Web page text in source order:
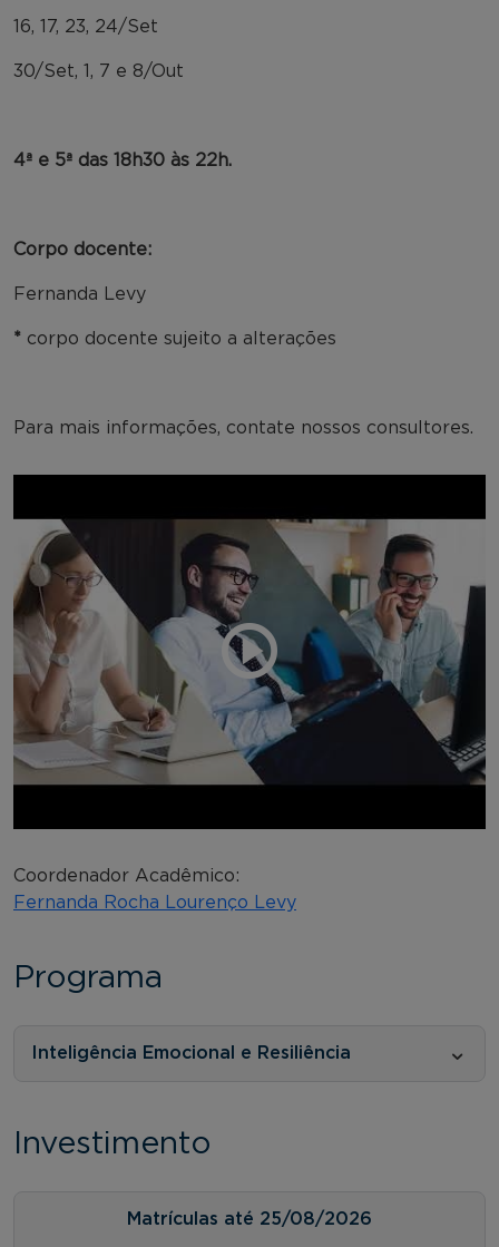
16, 17, 23, 24/Set
30/Set, 1, 7 e 8/Out
4ª e 5ª das 18h30 às 22h.
Corpo docente:
Fernanda Levy
* corpo docente sujeito a alterações
Para mais informações, contate nossos consultores.
Coordenador Acadêmico:
Fernanda Rocha Lourenço Levy
Programa
Inteligência Emocional e Resiliência
Investimento
Matrículas até 25/08/2026